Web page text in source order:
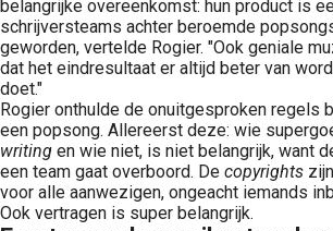
belangrijke overeenkomst: hun product is
schrijversteams achter beroemde
geworden, vertelde Rogier. "Ook geniale
dat het eindresultaat er altijd beter van
doet."
Rogier onthulde de onuitgesproken regels
een popsong. Allereerst deze: wie
writing en wie niet, is niet belangrijk, want
een team gaat overboord. De copyrights
voor alle aanwezigen, ongeacht iemands
Ook vertragen is super belangrijk.